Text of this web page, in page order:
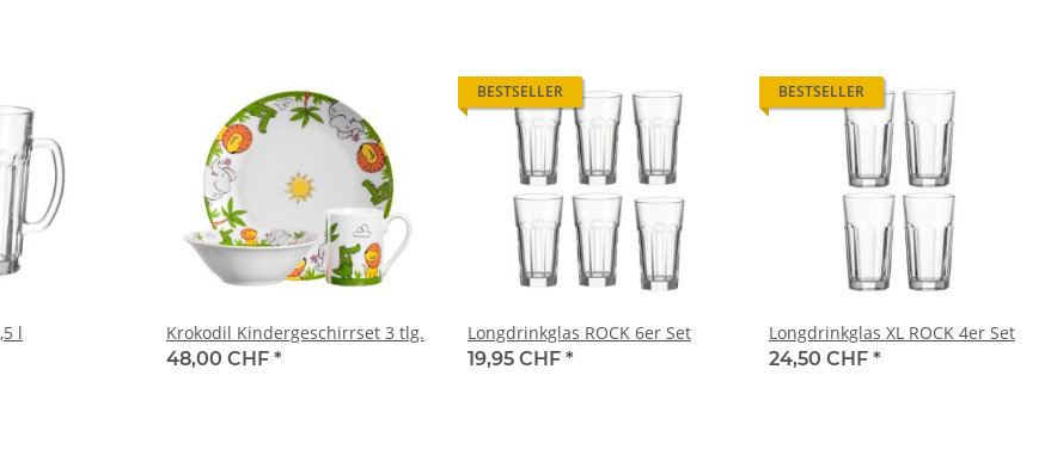
l
Krokodil Kindergeschirrset 3 tlg.
48,00 CHF *
BESTSELLER
Longdrinkglas ROCK 6er Set
19,95 CHF *
BESTSELLER
Longdrinkglas XL ROCK 4er Set
24,50 CHF *